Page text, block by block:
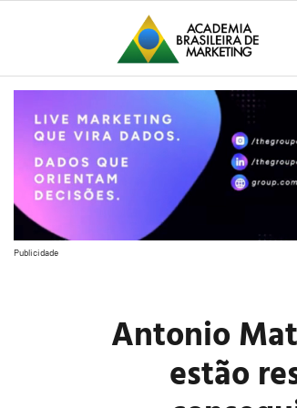
Publicidade
Antonio
estão